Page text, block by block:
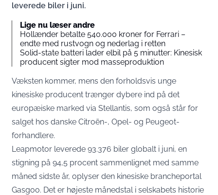
leverede biler i juni.
Lige nu læser andre
Hollænder betalte 540.000 kroner for Ferrari –
endte med rustvogn og nederlag i retten
Solid-state batteri lader elbil på 5 minutter: Kinesisk
producent sigter mod masseproduktion
Væksten kommer, mens den forholdsvis unge
kinesiske producent trænger dybere ind på det
europæiske marked via Stellantis, som også står for
salget hos danske Citroën-, Opel- og Peugeot-
forhandlere.
Leapmotor leverede 93.376 biler globalt i juni, en
stigning på 94,5 procent sammenlignet med samme
måned sidste år, oplyser den kinesiske brancheportal
Gasgoo. Det er højeste månedstal i selskabets historie